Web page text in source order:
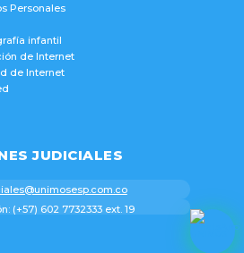
Personales
infantil
de Internet
de Internet
JUDICIALES
(+57) 602 7732333 ext. 19